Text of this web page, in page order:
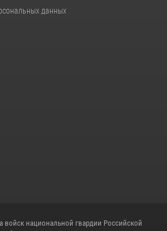
данных
войск национальной гвардии Российской